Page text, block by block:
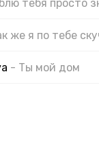
тебя просто
же я по тебе
- Ты мой дом